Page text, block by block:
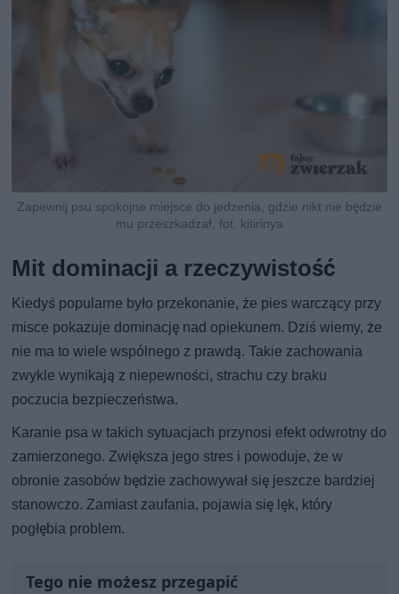
Zapewnij psu spokojne miejsce do jedzenia, gdzie nikt nie będzie
mu przeszkadzał, fot. kitirinya
Mit dominacji a rzeczywistość
Kiedyś popularne było przekonanie, że pies warczący przy
misce pokazuje dominację nad opiekunem. Dziś wiemy, że
nie ma to wiele wspólnego z prawdą. Takie zachowania
zwykle wynikają z niepewności, strachu czy braku
poczucia bezpieczeństwa.
Karanie psa w takich sytuacjach przynosi efekt odwrotny do
zamierzonego. Zwiększa jego stres i powoduje, że w
obronie zasobów będzie zachowywał się jeszcze bardziej
stanowczo. Zamiast zaufania, pojawia się lęk, który
pogłębia problem.
Tego nie możesz przegapić